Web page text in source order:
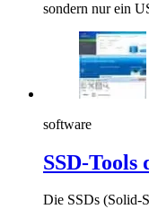
sondern nur ein
software
SSD-
Die SSDs (Solid-